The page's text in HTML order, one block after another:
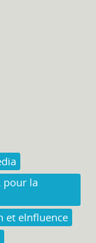
pour la
et eInfluence